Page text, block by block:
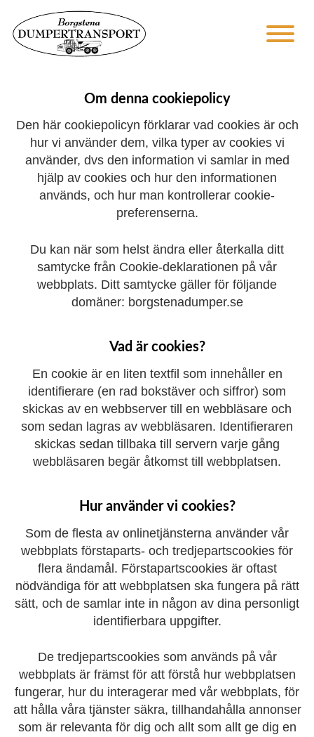
Cookiepolicy
Om denna cookiepolicy
Den här cookiepolicyn förklarar vad cookies är och
hur vi använder dem, vilka typer av cookies vi
använder, dvs den information vi samlar in med
hjälp av cookies och hur den informationen
används, och hur man kontrollerar cookie-
preferenserna.
Du kan när som helst ändra eller återkalla ditt
samtycke från Cookie-deklarationen på vår
webbplats. Ditt samtycke gäller för följande
domäner: borgstenadumper.se
Vad är cookies?
En cookie är en liten textfil som innehåller en
identifierare (en rad bokstäver och siffror) som
skickas av en webbserver till en webbläsare och
som sedan lagras av webbläsaren. Identifieraren
skickas sedan tillbaka till servern varje gång
webbläsaren begär åtkomst till webbplatsen.
Hur använder vi cookies?
Som de flesta av onlinetjänsterna använder vår
webbplats förstaparts- och tredjepartscookies för
flera ändamål. Förstapartscookies är oftast
nödvändiga för att webbplatsen ska fungera på rätt
sätt, och de samlar inte in någon av dina personligt
identifierbara uppgifter.
De tredjepartscookies som används på vår
webbplats är främst för att förstå hur webbplatsen
fungerar, hur du interagerar med vår webbplats, för
att hålla våra tjänster säkra, tillhandahålla annonser
som är relevanta för dig och allt som allt ge dig en